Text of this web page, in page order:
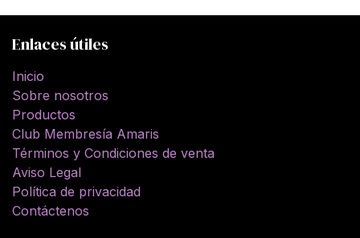
Enlaces útiles
Inicio
Sobre nosotros
Productos
Club Membresía Amaris
Términos y Condiciones de venta
Aviso Legal
Política de privacidad
Contáctenos